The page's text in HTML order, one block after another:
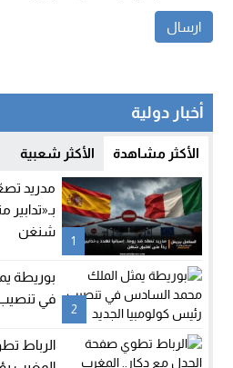
أخبار دولية
الأكثر مشاهدة الأكثر شعبية
1
مدريد
شنغن
2
بوريطة
في تنصيب
الرباط